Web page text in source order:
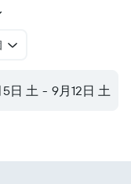
5日 土 - 9月12日 土